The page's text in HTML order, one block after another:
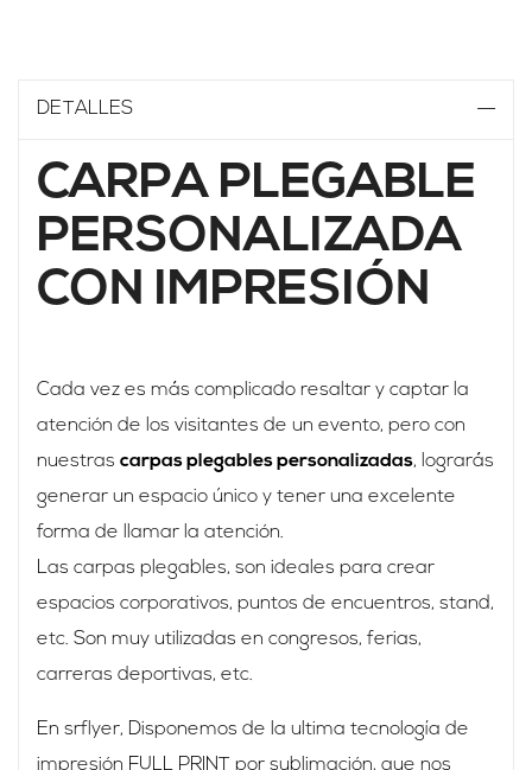
DETALLES
CARPA PLEGABLE
PERSONALIZADA
CON IMPRESIÓN
Cada vez es más complicado resaltar y captar la
atención de los visitantes de un evento, pero con
nuestras carpas plegables personalizadas, lograrás
generar un espacio único y tener una excelente
forma de llamar la atención.
Las carpas plegables, son ideales para crear
espacios corporativos, puntos de encuentros, stand,
etc. Son muy utilizadas en congresos, ferias,
carreras deportivas, etc.
En srflyer, Disponemos de la ultima tecnología de
impresión FULL PRINT por sublimación, que nos